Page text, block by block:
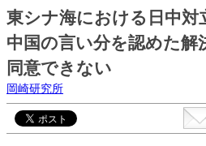
東シナ海における日中対
中国の言い分を認めた解
同意できない
岡崎研究所